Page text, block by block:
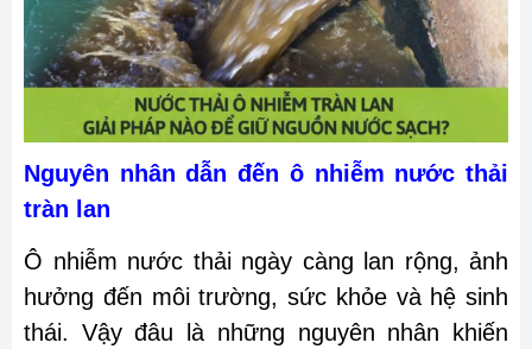
Nguyên nhân dẫn đến ô nhiễm nước thải
tràn lan
Ô nhiễm nước thải ngày càng lan rộng, ảnh
hưởng đến môi trường, sức khỏe và hệ sinh
thái. Vậy đâu là những nguyên nhân khiến